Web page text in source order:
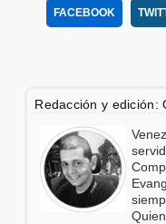
FACEBOOK
Redacción y edición: